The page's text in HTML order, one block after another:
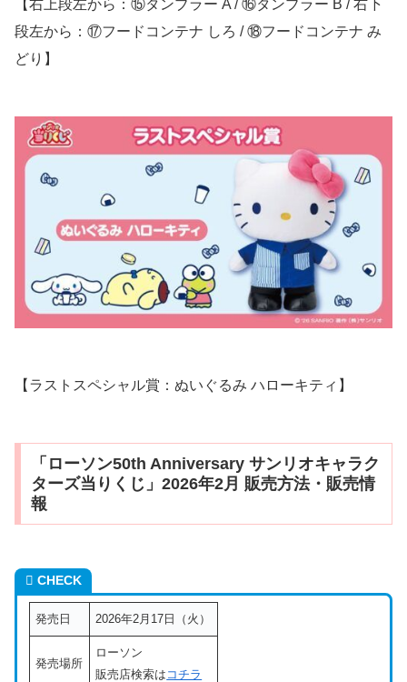
【右上段左から：⑮タンブラー A / ⑯タンブラー B / 右下
段左から：⑰フードコンテナ しろ / ⑱フードコンテナ み
どり】
【ラストスペシャル賞：ぬいぐるみ ハローキティ】
「ローソン50th Anniversary サンリオキャラク
ターズ当りくじ」2026年2月 販売方法・販売情
報
CHECK
発売日 2026年2月17日（火）
発売場所
ローソン
販売店検索は コチラ